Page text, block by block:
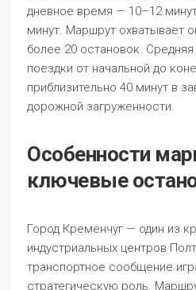
дневное время — 10–12
минут. Маршрут охватывает
более 20 остановок.
поездки от начальной до
приблизительно 40 минут в
дорожной загруженности.
Особенности
ключевые
Город Кременчуг — один из
индустриальных центров
транспортное сообщение
стратегическую роль.